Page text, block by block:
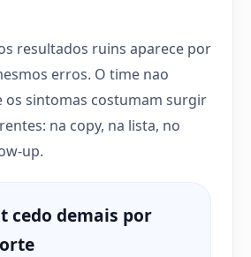
resultados ruins aparece por
erros. O time nao
os sintomas costumam surgir
na copy, na lista, no
up.
cedo demais por